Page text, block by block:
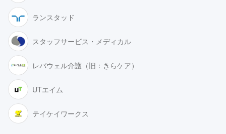
ランスタッド
スタッフサービス・メディカル
レバウェル介護（旧：きらケア）
UTエイム
テイケイワークス